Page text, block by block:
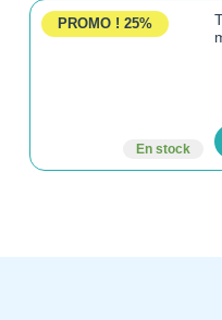
PROMO ! 25%
En stock